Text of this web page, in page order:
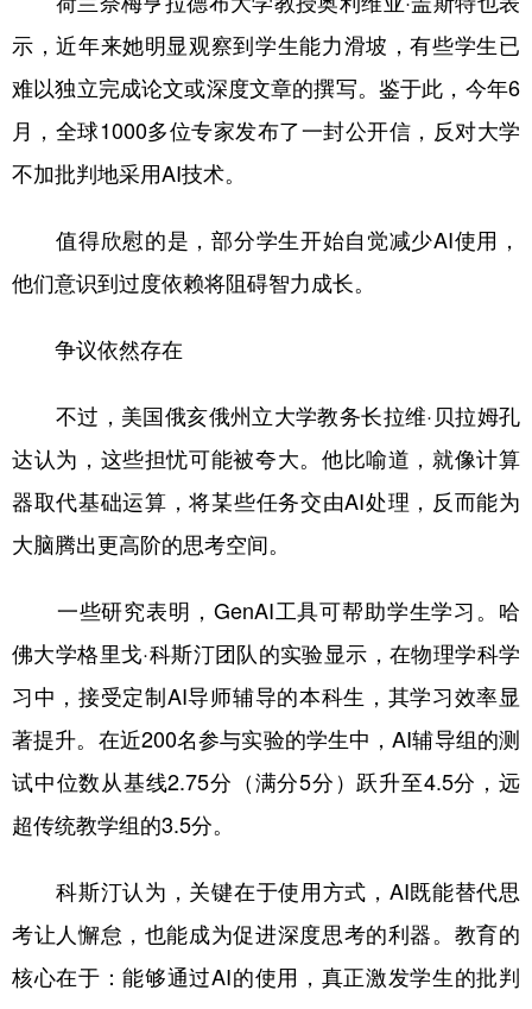
示，近年来她明显观察到学生能力滑坡，有些学生已
难以独立完成论文或深度文章的撰写。鉴于此，今年6
月，全球1000多位专家发布了一封公开信，反对大学
不加批判地采用AI技术。
值得欣慰的是，部分学生开始自觉减少AI使用，
他们意识到过度依赖将阻碍智力成长。
争议依然存在
不过，美国俄亥俄州立大学教务长拉维·贝拉姆孔
达认为，这些担忧可能被夸大。他比喻道，就像计算
器取代基础运算，将某些任务交由AI处理，反而能为
大脑腾出更高阶的思考空间。
一些研究表明，GenAI工具可帮助学生学习。哈
佛大学格里戈·科斯汀团队的实验显示，在物理学科学
习中，接受定制AI导师辅导的本科生，其学习效率显
著提升。在近200名参与实验的学生中，AI辅导组的测
试中位数从基线2.75分（满分5分）跃升至4.5分，远
超传统教学组的3.5分。
科斯汀认为，关键在于使用方式，AI既能替代思
考让人懈怠，也能成为促进深度思考的利器。教育的
核心在于：能够通过AI的使用，真正激发学生的批判